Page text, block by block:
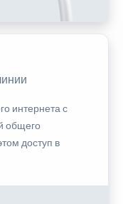
интернета с
общего
доступ в